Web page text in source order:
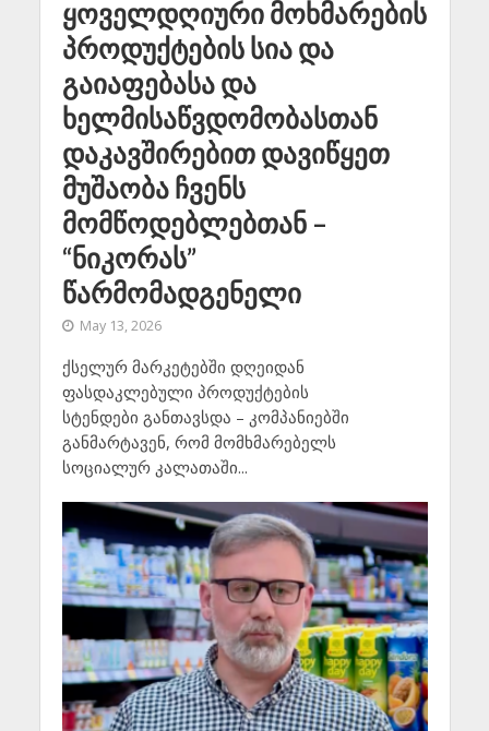
ყოველდღიური მოხმარების
პროდუქტების სია და
გაიაფებასა და
ხელმისაწვდომობასთან
დაკავშირებით დავიწყეთ
მუშაობა ჩვენს
მომწოდებლებთან –
“ნიკორას”
წარმომადგენელი
May 13, 2026
ქსელურ მარკეტებში დღეიდან
ფასდაკლებული პროდუქტების
სტენდები განთავსდა – კომპანიებში
განმარტავენ, რომ მომხმარებელს
სოციალურ კალათაში...